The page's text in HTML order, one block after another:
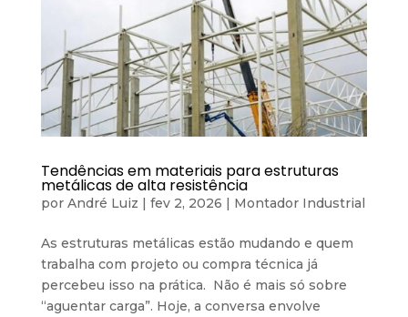
Tendências em materiais para estruturas
metálicas de alta resistência
por André Luiz | fev 2, 2026 | Montador Industrial
As estruturas metálicas estão mudando e quem
trabalha com projeto ou compra técnica já
percebeu isso na prática. Não é mais só sobre
“aguentar carga”. Hoje, a conversa envolve